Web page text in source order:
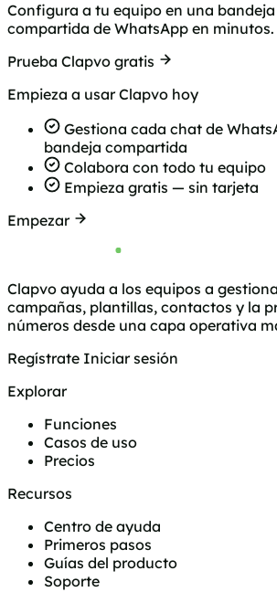
Configura a tu equipo en una
compartida de WhatsApp en minutos.
Prueba Clapvo gratis
Empieza a usar Clapvo hoy
Gestiona cada chat de
bandeja compartida
Colabora con todo tu equipo
Empieza gratis — sin tarjeta
Empezar
Clapvo ayuda a los equipos a
campañas, plantillas, contactos y la
números desde una capa operativa
Regístrate Iniciar sesión
Explorar
Funciones
Casos de uso
Precios
Recursos
Centro de ayuda
Primeros pasos
Guías del producto
Soporte